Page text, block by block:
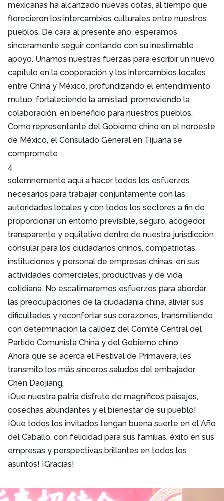
mexicanas ha alcanzado nuevas cotas, al tiempo que
florecieron los intercambios culturales entre nuestros
pueblos. De cara al presente año, esperamos
sinceramente seguir contando con su inestimable
apoyo. Unamos nuestras fuerzas para escribir un nuevo
capítulo en la cooperación y los intercambios locales
entre China y México, profundizando el entendimiento
mutuo, fortaleciendo la amistad, promoviendo la
colaboración, en beneficio para nuestros pueblos.
Como representante del Gobierno chino en el noroeste
de México, el Consulado General en Tijuana se
compromete
4
solemnemente aquí a hacer todos los esfuerzos
necesarios para trabajar conjuntamente con las
autoridades locales y con todos los sectores a fin de
proporcionar un entorno previsible, seguro, acogedor,
transparente y equitativo dentro de nuestra jurisdicción
consular para los ciudadanos chinos, compatriotas,
instituciones y personal de empresas chinas, en sus
actividades comerciales, productivas y de vida
cotidiana. No escatimaremos esfuerzos para abordar
las preocupaciones de la ciudadanía china, aliviar sus
dificultades y reconfortar sus corazones, transmitiendo
con determinación la calidez del Comité Central del
Partido Comunista China y del Gobierno chino.
Ahora que se acerca el Festival de Primavera, les
transmito los más sinceros saludos del embajador
Chen Daojiang.
¡Que nuestra patria disfrute de magníficos paisajes,
cosechas abundantes y el bienestar de su pueblo!
¡Que todos los invitados tengan buena suerte en el Año
del Caballo, con felicidad para sus familias, éxito en sus
empresas y perspectivas brillantes en todos los
asuntos! ¡Gracias!